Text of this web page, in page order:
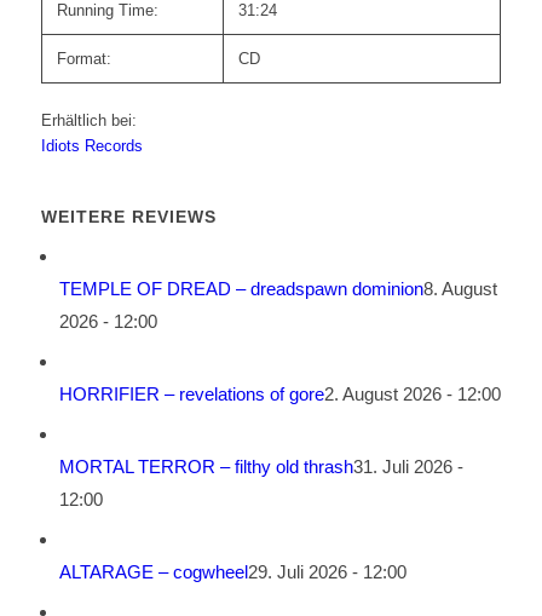
Running Time: 31:24
Format: CD
Erhältlich bei:
Idiots Records
WEITERE REVIEWS
TEMPLE OF DREAD – dreadspawn dominion8. August
2026 - 12:00
HORRIFIER – revelations of gore2. August 2026 - 12:00
MORTAL TERROR – filthy old thrash31. Juli 2026 -
12:00
ALTARAGE – cogwheel29. Juli 2026 - 12:00